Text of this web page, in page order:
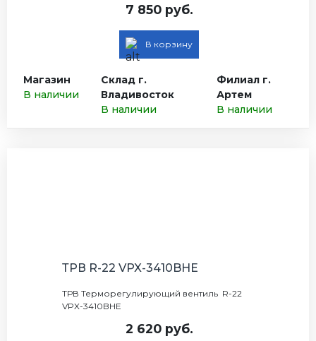
7 850 руб.
В корзину
Магазин
В наличии
Склад г.
Владивосток
В наличии
Филиал г.
Артем
В наличии
ТРВ R-22 VPX-3410BHE
ТРВ Терморегулирующий вентиль R-22
VPX-3410BHE
2 620 руб.